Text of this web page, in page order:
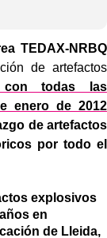
TEDAX-NRBQ
de artefactos
con todas las
enero de 2012
de artefactos
por todo el
explosivos
en
de Lleida,